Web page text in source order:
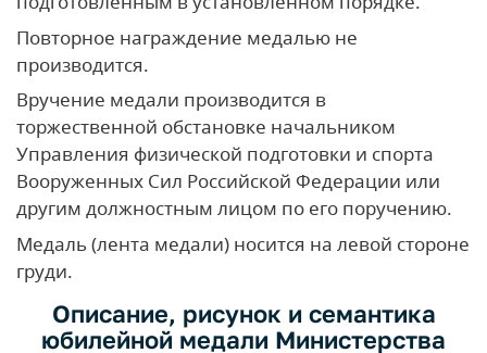
Повторное награждение медалью не
производится.
Вручение медали производится в
торжественной обстановке начальником
Управления физической подготовки и спорта
Вооруженных Сил Российской Федерации или
другим должностным лицом по его поручению.
Медаль (лента медали) носится на левой стороне
груди.
Описание, рисунок и семантика
юбилейной медали Министерства